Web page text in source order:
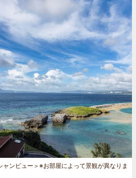
ャンビュー＞※お部屋によって景観が異なりま